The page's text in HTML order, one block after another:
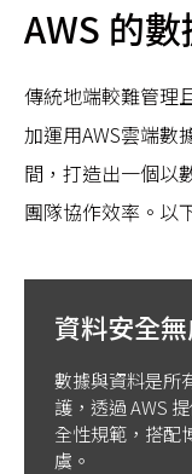
AWS 的
傳統地端較難管理
加運用AWS雲端數
間，打造出一個以
團隊協作效率。以
資料安全
數據與資料是所
護，透過 AWS
全性規範，搭配
虞。